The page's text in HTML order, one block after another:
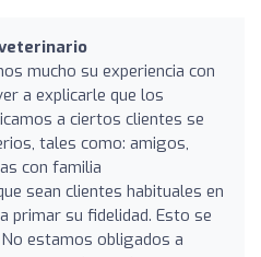
mucho su experiencia con
a explicarle que los
a ciertos clientes se
tales como: amigos,
con familia
sean clientes habituales en
primar su fidelidad. Esto se
estamos obligados a